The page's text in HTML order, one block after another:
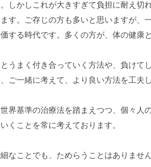
しかしこれが大きすぎて負担に耐え切
す。ご存じの方も多いと思いますが、
する時代です。多くの方が、体の健康
うまく付き合っていく方法や、負けて
ご一緒に考えて、より良い方法を工夫
界基準の治療法を踏まえつつ、個々人
くことを常に考えております。
なことでも、ためらうことはありませ